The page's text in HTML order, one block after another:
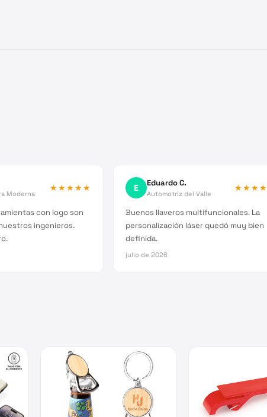
Moderna
★★★★★
con logo son
ingenieros.
E Eduardo C.
Automotriz del Valle
★★★★
Buenos llaveros multifuncionales. La
personalización láser quedó muy bien
definida.
julio de 2026